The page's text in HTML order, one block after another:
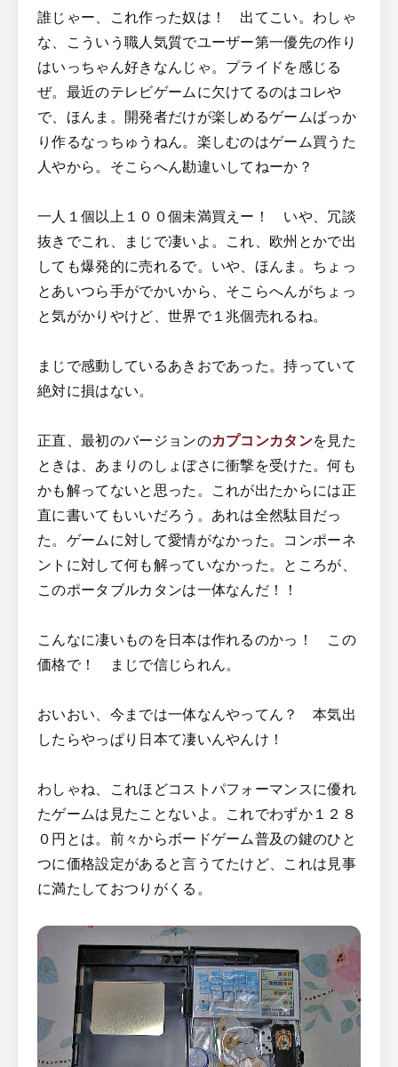
誰じゃー、これ作った奴は！ 出てこい。わしゃ
な、こういう職人気質でユーザー第一優先の作り
はいっちゃん好きなんじゃ。プライドを感じる
ぜ。最近のテレビゲームに欠けてるのはコレや
で、ほんま。開発者だけが楽しめるゲームばっか
り作るなっちゅうねん。楽しむのはゲーム買うた
人やから。そこらへん勘違いしてねーか？
一人１個以上１００個未満買えー！ いや、冗談
抜きでこれ、まじで凄いよ。これ、欧州とかで出
しても爆発的に売れるで。いや、ほんま。ちょっ
とあいつら手がでかいから、そこらへんがちょっ
と気がかりやけど、世界で１兆個売れるね。
まじで感動しているあきおであった。持っていて
絶対に損はない。
正直、最初のバージョンのカプコンカタンを見た
ときは、あまりのしょぼさに衝撃を受けた。何も
かも解ってないと思った。これが出たからには正
直に書いてもいいだろう。あれは全然駄目だっ
た。ゲームに対して愛情がなかった。コンポーネ
ントに対して何も解っていなかった。ところが、
このポータブルカタンは一体なんだ！！
こんなに凄いものを日本は作れるのかっ！ この
価格で！ まじで信じられん。
おいおい、今までは一体なんやってん？ 本気出
したらやっぱり日本て凄いんやんけ！
わしゃね、これほどコストパフォーマンスに優れ
たゲームは見たことないよ。これでわずか１２８
０円とは。前々からボードゲーム普及の鍵のひと
つに価格設定があると言うてたけど、これは見事
に満たしておつりがくる。